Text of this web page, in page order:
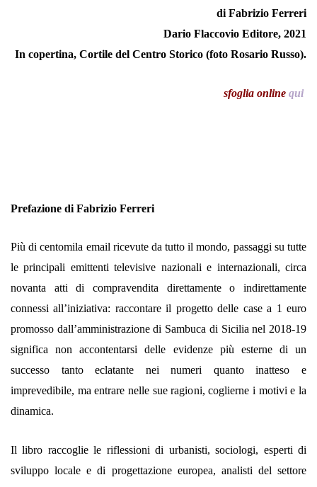
di Fabrizio Ferreri
Dario Flaccovio Editore, 2021
In copertina, Cortile del Centro Storico (foto Rosario Russo).
sfoglia online qui
Prefazione di Fabrizio Ferreri
Più di centomila email ricevute da tutto il mondo, passaggi su tutte
le principali emittenti televisive nazionali e internazionali, circa
novanta atti di compravendita direttamente o indirettamente
connessi all’iniziativa: raccontare il progetto delle case a 1 euro
promosso dall’amministrazione di Sambuca di Sicilianel 2018-19
significa non accontentarsi delle evidenze più esterne di un
successo tanto eclatante nei numeri quanto inatteso e
imprevedibile, ma entrare nelle sue ragioni, coglierne i motivi e la
dinamica.
Il libro raccoglie le riflessioni di urbanisti, sociologi, esperti di
sviluppo locale e di progettazione europea, analisti del settore